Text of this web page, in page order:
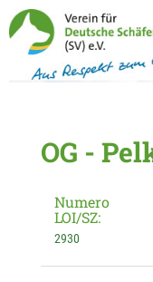
OG -
Numero
LOI/SZ:
2930